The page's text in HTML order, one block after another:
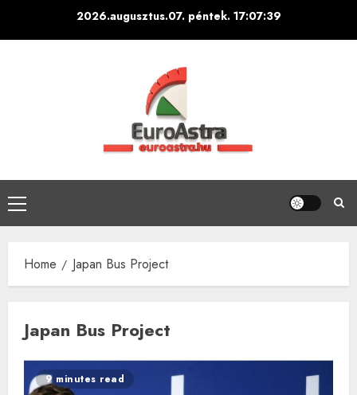
2026.augusztus.07. péntek. 17:07:39
Primary
Menu
Home Japan Bus Project
Japan Bus Project
9 minutes read